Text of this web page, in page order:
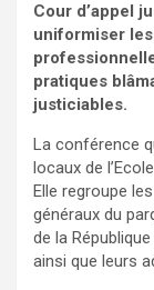
Cour d’appel
uniformiser
pratiques
justiciables.
La conférence
locaux de
Elle regroupe
généraux du
de la
ainsi que leurs